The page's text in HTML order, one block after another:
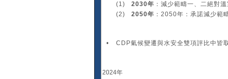
(1) 2030年 ：減少範疇一、二絕對
(2) 2050年 ：2050年：承諾減少範
• CDP氣候變遷與水安全雙項評比中皆
2024年